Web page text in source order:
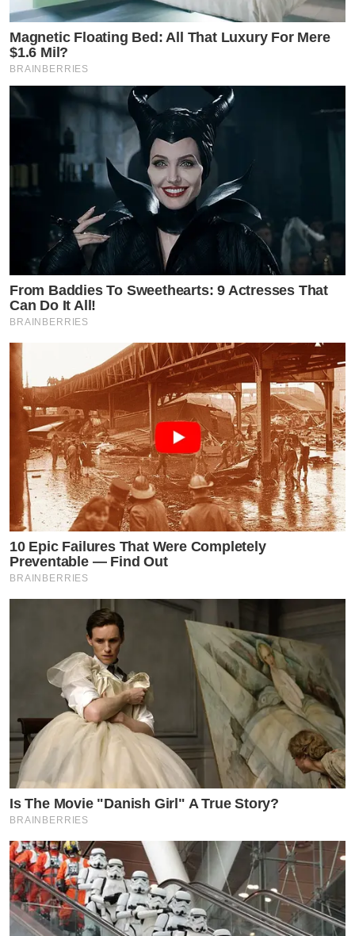
Magnetic Floating Bed: All That Luxury For Mere
$1.6 Mil?
BRAINBERRIES
From Baddies To Sweethearts: 9 Actresses That
Can Do It All!
BRAINBERRIES
10 Epic Failures That Were Completely
Preventable — Find Out
BRAINBERRIES
Is The Movie "Danish Girl" A True Story?
BRAINBERRIES